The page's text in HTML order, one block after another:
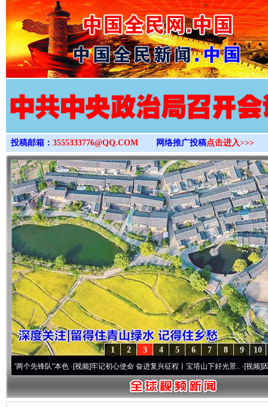
>
投稿邮箱： 3555333776@QQ.COM 网络推广投稿点击进入>>>
10
9
8
7
6
5
4
3
2
1
队”本色·[视频]牢记初心使命 奋进复兴征程丨宝塔山下好光景..·[视频]因党而生 为